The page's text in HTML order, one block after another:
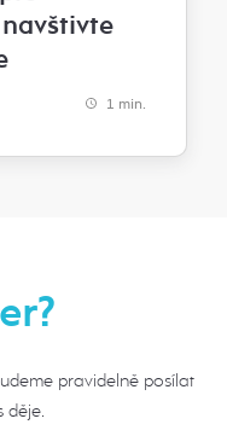
1 min.
pravidelně posílat
děje.